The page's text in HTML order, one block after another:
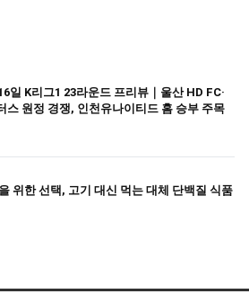
일 K리그1 23라운드 프리뷰｜울산 HD FC·
스 원정 경쟁, 인천유나이티드 홈 승부 주목
위한 선택, 고기 대신 먹는 대체 단백질 식품